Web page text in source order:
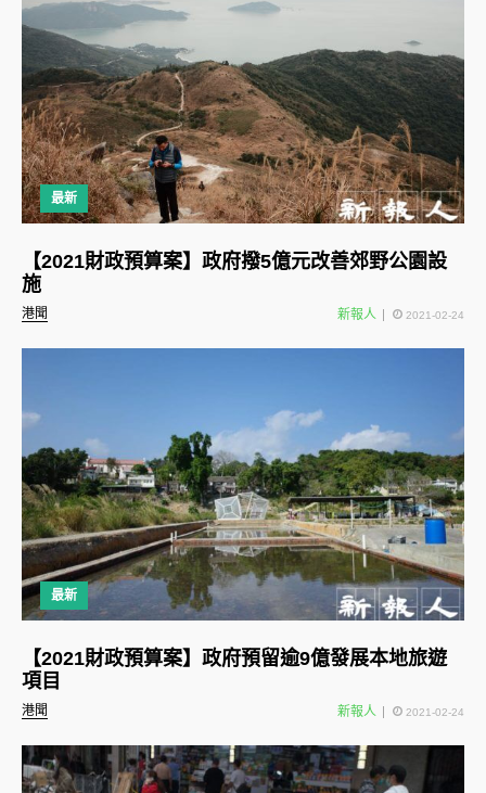
最新
港聞
【2021財政預算案】政府撥5億元改善郊野公園設
施
新報人 2021-02-24
最新
港聞
【2021財政預算案】政府預留逾9億發展本地旅遊
項目
新報人 2021-02-24